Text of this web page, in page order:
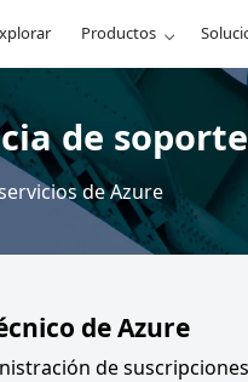
Productos
de
de Azure
de Azure
de